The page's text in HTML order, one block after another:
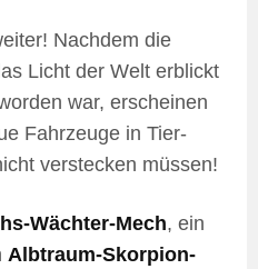
Nachdem die
Licht der Welt erblickt
war, erscheinen
Fahrzeuge in Tier-
verstecken müssen!
Wächter-Mech, ein
Albtraum-Skorpion-